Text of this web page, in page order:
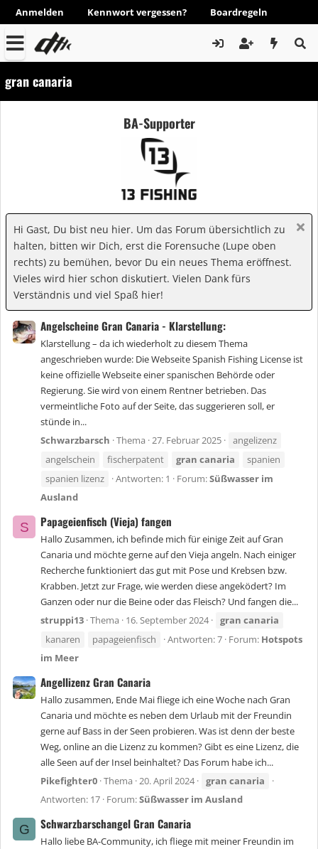
Anmelden Kennwort vergessen? Boardregeln
gran canaria
BA-Supporter
Hi Gast, Du bist neu hier. Um das Forum übersichtlich zu
halten, bitten wir Dich, erst die Forensuche (Lupe oben
rechts) zu bemühen, bevor Du ein neues Thema eröffnest.
Vieles wird hier schon diskutiert. Vielen Dank fürs
Verständnis und viel Spaß hier!
Angelscheine Gran Canaria - Klarstellung:
Klarstellung – da ich wiederholt zu diesem Thema
angeschrieben wurde: Die Webseite Spanish Fishing License ist
keine offizielle Webseite einer spanischen Behörde oder
Regierung. Sie wird von einem Rentner betrieben. Das
vermeintliche Foto auf der Seite, das suggerieren soll, er
stünde in...
Schwarzbarsch Thema 27. Februar 2025
angelizenz
angelschein
fischerpatent gran canaria
spanien
spanien lizenz
Antworten: 1 Forum:Süßwasser im
Ausland
S Papageienfisch (Vieja) fangen
Hallo Zusammen, ich befinde mich für einige Zeit auf Gran
Canaria und möchte gerne auf den Vieja angeln. Nach einiger
Recherche funktioniert das gut mit Pose und Krebsen bzw.
Krabben. Jetzt zur Frage, wie werden diese angeködert? Im
Ganzen oder nur die Beine oder das Fleisch? Und fangen die...
struppi13 Thema 16. September 2024 gran canaria
kanaren
papageienfisch Antworten: 7 Forum: Hotspots
im Meer
Angellizenz Gran Canaria
Hallo zusammen, Ende Mai fliege ich eine Woche nach Gran
Canaria und möchte es neben dem Urlaub mit der Freundin
gerne auf Bass in der Seen probieren. Was ist denn der beste
Weg, online an die Lizenz zu kommen? Gibt es eine Lizenz, die
alle Seen auf der Insel beinhaltet? Das Forum habe ich...
Pikefighter0 Thema 20. April 2024 gran canaria
Antworten: 17 Forum:Süßwasser im Ausland
G Schwarzbarschangel Gran Canaria
Hallo liebe BA-Community, ich fliege mit meiner Freundin im